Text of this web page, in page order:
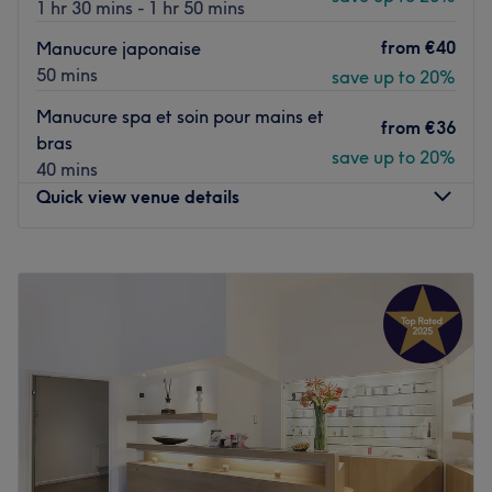
Hygiëne, perfectie en verfijning staan centraal
Go to venue
1 hr 30 mins - 1 hr 50 mins
Manucure japonaise
50 mins
from €40
save up to 20%
Manucure spa et soin pour mains et
bras
40 mins
from €36
save up to 20%
Quick view venue details
Closed
19:00
–19:00
19:00
10:00–19:00
11:00 19:00
Six Mondes de Beauté, situé à Bruxelles, est un institut où